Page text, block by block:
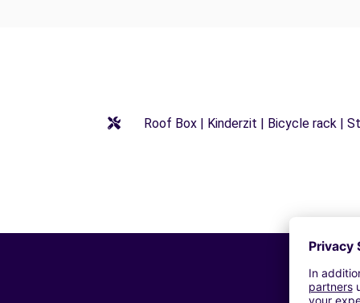
Roof Box | Kinderzit | Bicycle rack |